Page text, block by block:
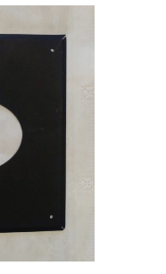
DETAILS